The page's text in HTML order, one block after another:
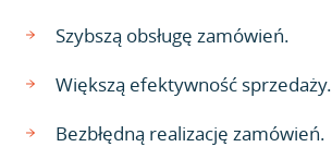
Szybszą obsługę zamówień.
Większą efektywność sprzedaży.
Bezbłędną realizację zamówień.